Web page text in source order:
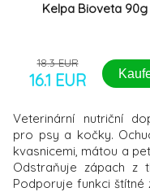
Kelpa Bioveta 90g
18.3 EUR
16.1 EUR
Veterinární nutriční
pro psy a kočky.
kvasnicemi, mátou a
Odstraňuje zápach z
Podporuje funkci štítné